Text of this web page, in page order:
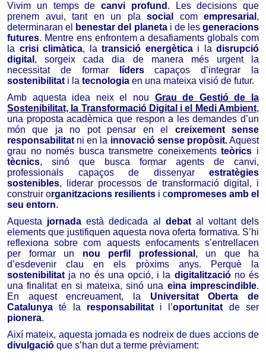
Vivim un temps de canvi profund . Les decisions que
prenem avui, tant en un pla social com empresarial ,
determinaran el
benestar del planetai de les generacions
futures. Mentre ens enfrontem a desafiaments globals com
la crisi climàtica, la transició energèticai la disrupció
digital , sorgeix cada dia de manera més urgent la
necessitat de formar
líderscapaços d’integrar la
sostenibilitat i la tecnologia en una mateixa visió de futur.
Amb aquesta idea neix el nou Grau de Gestió de la
Sostenibilitat, la Transformació Digital i el Medi Ambient,
una proposta acadèmica que respon a les demandes d’un
món que ja no pot pensar en el creixement sense
responsabilitat ni en la innovació sense propòsit.Aquest
grau no només busca transmetre coneixementsteòrics i
tècnics, sinó que busca formar agents de canvi,
professionals capaços de dissenyar estratègies
sostenibles, liderar processos de transformació digital, i
construir organitzacions resilients i compromeses amb el
seu entorn.
Aquesta jornadaestà dedicada al debat al voltant dels
elements que justifiquen aquesta nova oferta formativa. S’hi
reflexiona sobre com aquests enfocaments s’entrellacen
per formar un nou perfil professional , un que ha
d’esdevenir clau en els pròxims anys. Perquè la
sostenibilitat ja no és una opció, i la digitalització no és
una finalitat en si mateixa, sinó una eina imprescindible.
En aquest encreuament, la Universitat Oberta de
Catalunya té la responsabilitat i l’oportunitat de ser
pionera.
Així mateix, aquesta jornada es nodreix de dues accions de
divulgació que s’han dut a terme prèviament: